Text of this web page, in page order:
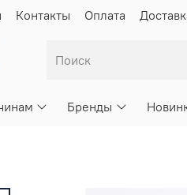
Контакты Оплата
Бренды